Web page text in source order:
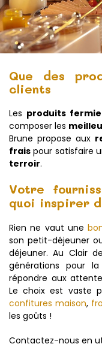
Que des
clients
Les produits
composer les
Brune propose aux
frais pour satisfaire
terroir.
Votre
quoi inspirer
Rien ne vaut une
son petit-déjeuner
déjeuner. Au Clair
générations pour
répondre aux
Le choix est vaste
confitures maison,
les goûts !
Contactez-nous en